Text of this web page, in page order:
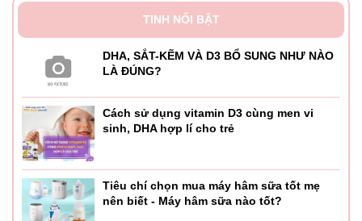
TINH NỔI BẬT
DHA, SẮT-KẼM VÀ D3 BỔ SUNG NHƯ NÀO
LÀ ĐÚNG?
Cách sử dụng vitamin D3 cùng men vi
sinh, DHA hợp lí cho trẻ
Tiêu chí chọn mua máy hâm sữa tốt mẹ
nên biết - Máy hâm sữa nào tốt?